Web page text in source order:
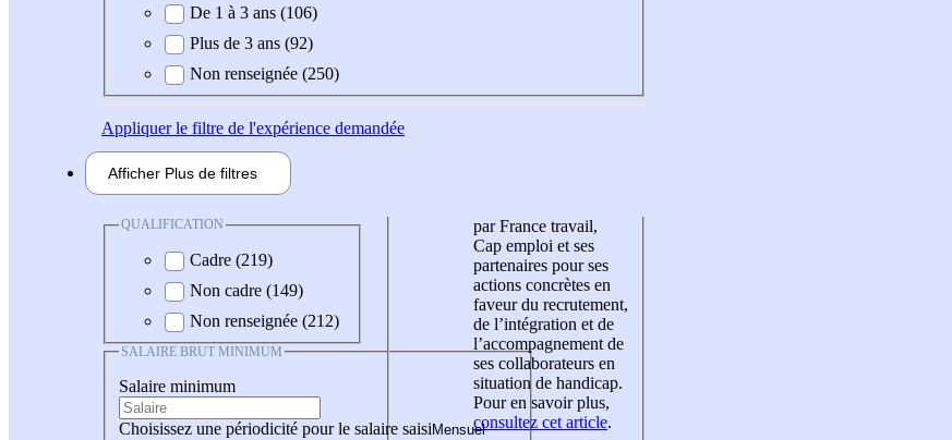
De 1 à 3 ans (106)
Plus de 3 ans (92)
Non renseignée (250)
Appliquerle filtre de l'expérience demandée
Afficher Plus de filtres
QUALIFICATION
Cadre (219)
Non cadre (149)
Non renseignée (212)
SALAIRE BRUT MINIMUM
Salaire minimum
Choisissez une périodicité pour le salaire saisi
par France travail,
Cap emploi et ses
partenaires pour ses
actions concrètes en
faveur du recrutement,
de l’intégration et de
l’accompagnement de
ses collaborateurs en
situation de handicap.
Pour en savoir plus,
consultez cet article.